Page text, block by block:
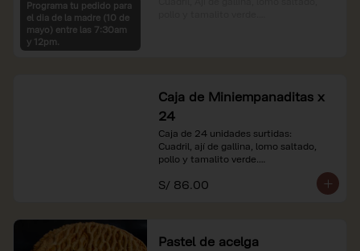
Programa tu pedido para
el dia de la madre (10 de
mayo) entre las 7:30am
y 12pm.
Caja de Miniempanaditas x
24
Caja de 24 unidades surtidas:
Cuadril, ají de gallina, lomo saltado,
pollo y tamalito verde.
*Nuestros precios están expresados en
S/ 86.00
Pastel de acelga